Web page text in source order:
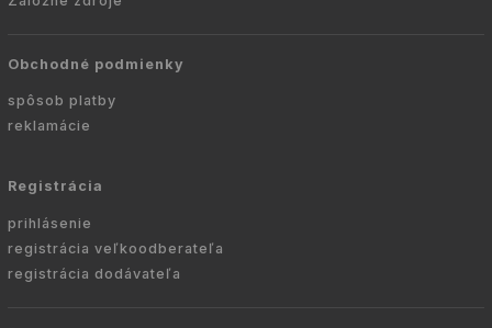
Obchodné podmienky
spôsob platby
reklamácie
Registrácia
prihlásenie
registrácia veľkoodberateľa
registrácia dodávateľa